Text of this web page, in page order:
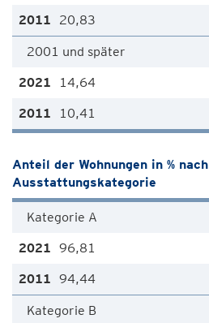
20,83
2001 und später
14,64
10,41
Anteil der Wohnungen in % nach
Ausstattungskategorie
Kategorie A
96,81
94,44
Kategorie B